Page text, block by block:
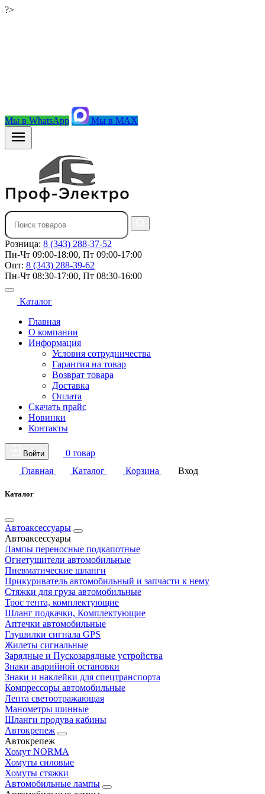
?>
Мы в WhatsApp Мы в MAX
Розница: 8 (343) 288-37-52
Пн-Чт 09:00-18:00, Пт 09:00-17:00
Опт: 8 (343) 288-39-62
Пн-Чт 08:30-17:00, Пт 08:30-16:00
Каталог
Главная
О компании
Информация
Условия сотрудничества
Гарантия на товар
Возврат товара
Доставка
Оплата
Скачать прайс
Новинки
Контакты
Войти
0 товар
Главная
Каталог Корзина Вход
Каталог
Автоаксессуары
Автоаксессуары
Лампы переносные подкапотные
Огнетушители автомобильные
Пневматические шланги
Прикуриватель автомобильный и запчасти к нему
Стяжки для груза автомобильные
Трос тента, комплектующие
Шланг подкачки, Комплектующие
Аптечки автомобильные
Глушилки сигнала GPS
Жилеты сигнальные
Зарядные и Пускозарядные устройства
Знаки аварийной остановки
Знаки и наклейки для спецтранспорта
Компрессоры автомобильные
Лента светоотражающая
Манометры шинные
Шланги продува кабины
Автокрепеж
Автокрепеж
Хомут NORMA
Хомуты силовые
Хомуты стяжки
Автомобильные лампы